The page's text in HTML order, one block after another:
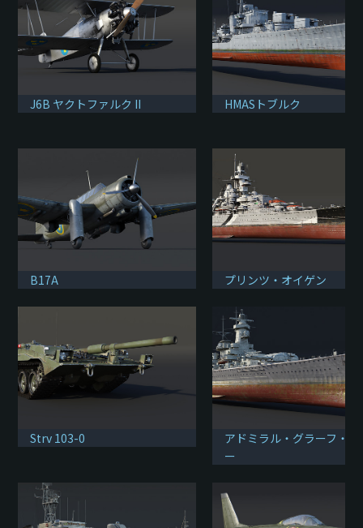
J6B ヤクトファルク II HMASトブルク
B17A プリンツ・オイゲン
Strv 103-0
アドミラル・グラーフ・
ー